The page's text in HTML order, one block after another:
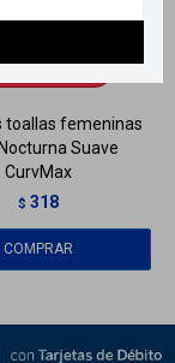
LlegaMAÑANA
toallas femeninas
Suave
CurvMax
$ 318